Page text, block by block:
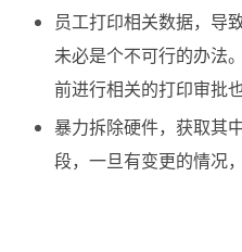
员工打印相关数据，导
未必是个不可行的办法
前进行相关的打印审批
暴力拆除硬件，获取其
段，一旦有变更的情况